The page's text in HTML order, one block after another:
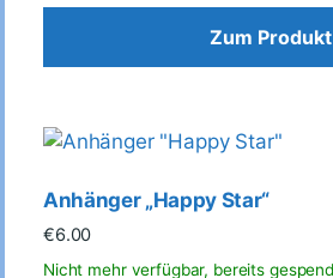
Zum Produkt
Anhänger „Happy Star“
€6.00